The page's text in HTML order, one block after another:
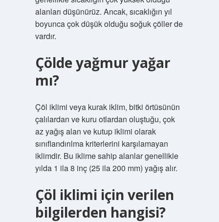
alanları düşünürüz. Ancak, sıcaklığın yıl
boyunca çok düşük olduğu soğuk çöller de
vardır.
Çölde yağmur yağar
mı?
Çöl iklimi veya kurak iklim, bitki örtüsünün
çalılardan ve kuru otlardan oluştuğu, çok
az yağış alan ve kutup iklimi olarak
sınıflandırılma kriterlerini karşılamayan
iklimdir. Bu iklime sahip alanlar genellikle
yılda 1 ila 8 inç (25 ila 200 mm) yağış alır.
Çöl iklimi için verilen
bilgilerden hangisi?